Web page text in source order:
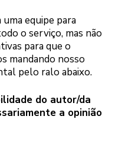
equipe para
o serviço, mas não
para que o
mandando nosso
pelo ralo abaixo.
do autor/da
a opinião